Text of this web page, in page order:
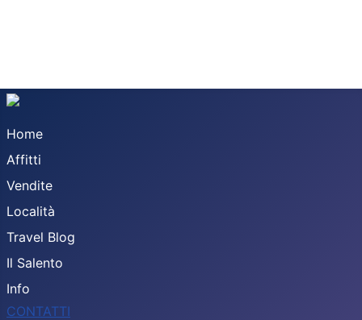
Home
Affitti
Vendite
Località
Travel Blog
Il Salento
Info
CONTATTI